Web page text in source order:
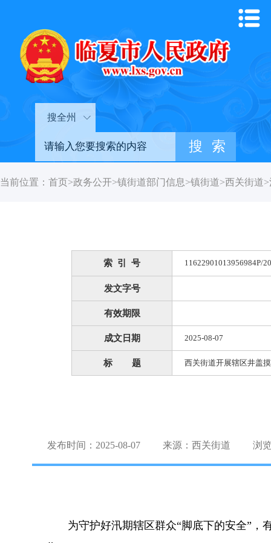
搜全州
当前位置： 首页>政务公开>镇街道部门信息>镇街道>西关街道>
索 引 号 11622901013956984P/
发文字号
有效期限
成文日期 2025-08-07
标 题 西关街道开展辖区井盖
发布时间：2025-08-07 来源：西关街道 浏
为守护好汛期辖区群众“脚底下的安全”